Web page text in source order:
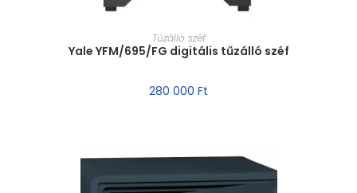
MÉRET VÁLASZTÁSA
Tűzálló széf
Yale YFM/695/FG digitális tűzálló széf
280 000 Ft